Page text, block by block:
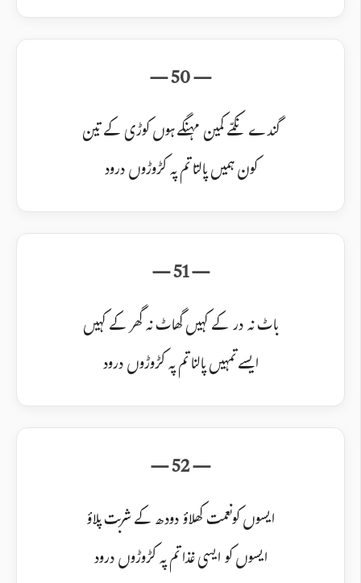
گندے نکمّے کمین مہنگے ہوں کوڑی کے تین
کون ہمیں پالتا تم پہ کڑوڑوں درود
باٹ نہ در کے کہیں گھاٹ نہ گھر کے کہیں
ایسے تمہیں پالنا تم پہ کڑوڑوں درود
ایسوں کو نعمت کھلاؤ دودھ کے شربت پلاؤ
ایسوں کو ایسی غذا تم پہ کڑوڑوں درود